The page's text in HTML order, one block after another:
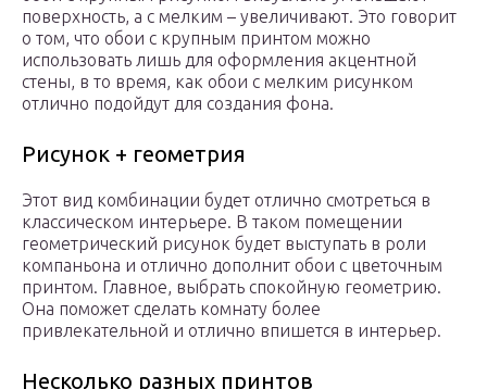
поверхность, а с мелким – увеличивают. Это говорит
о том, что обои с крупным принтом можно
использовать лишь для оформления акцентной
стены, в то время, как обои с мелким рисунком
отлично подойдут для создания фона.
Рисунок + геометрия
Этот вид комбинации будет отлично смотреться в
классическом интерьере. В таком помещении
геометрический рисунок будет выступать в роли
компаньона и отлично дополнит обои с цветочным
принтом. Главное, выбрать спокойную геометрию.
Она поможет сделать комнату более
привлекательной и отлично впишется в интерьер.
Несколько разных принтов